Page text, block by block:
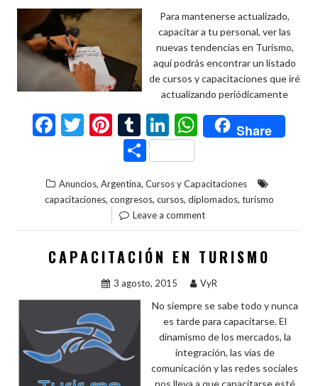
Para mantenerse actualizado,
capacitar a tu personal, ver las
nuevas tendencias en Turismo,
aquí podrás encontrar un listado
de cursos y capacitaciones que iré
actualizando periódicamente
F
b
o
k
T
er
Pi
nt
er
es
t
T
u
m
bl
r
Li
n
ke
dI
n
W
h
s
A
p
p
Share
C
m
p
ar
ti
r
Anuncios, Argentina, Cursos y Capacitaciones
capacitaciones, congresos, cursos, diplomados, turismo
Leave a comment
CAPACITACIÓN EN TURISMO
3 agosto, 2015 VyR
No siempre se sabe todo y nunca
es tarde para capacitarse. El
dinamismo de los mercados, la
integración, las vías de
comunicación y las redes sociales
nos lleva a que capacitarse esté